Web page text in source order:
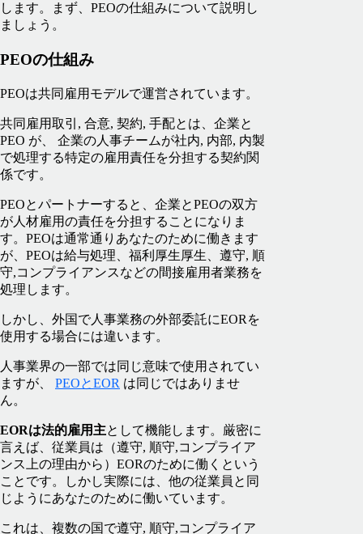
します。まず、PEOの仕組みについて説明し
ましょう。
PEOの仕組み
PEOは共同雇用モデルで運営されています。
共同雇用取引, 合意, 契約, 手配とは、企業と
PEO が、 企業の人事チームが社内, 内部, 内製
で処理する特定の雇用責任を分担する契約関
係です。
PEOとパートナーすると、企業とPEOの双方
が人材雇用の責任を分担することになりま
す。PEOは通常通りあなたのために働きます
が、PEOは給与処理、福利厚生厚生、遵守, 順
守,コンプライアンスなどの間接雇用者業務を
処理します。
しかし、外国で人事業務の外部委託にEORを
使用する場合には違います。
人事業界の一部では同じ意味で使用されてい
ますが、 PEOとEOR は同じではありませ
ん。
EORは法的雇用主として機能します。厳密に
言えば、従業員は（遵守, 順守,コンプライア
ンス上の理由から）EORのために働くという
ことです。しかし実際には、他の従業員と同
じようにあなたのために働いています。
これは、複数の国で遵守, 順守,コンプライア